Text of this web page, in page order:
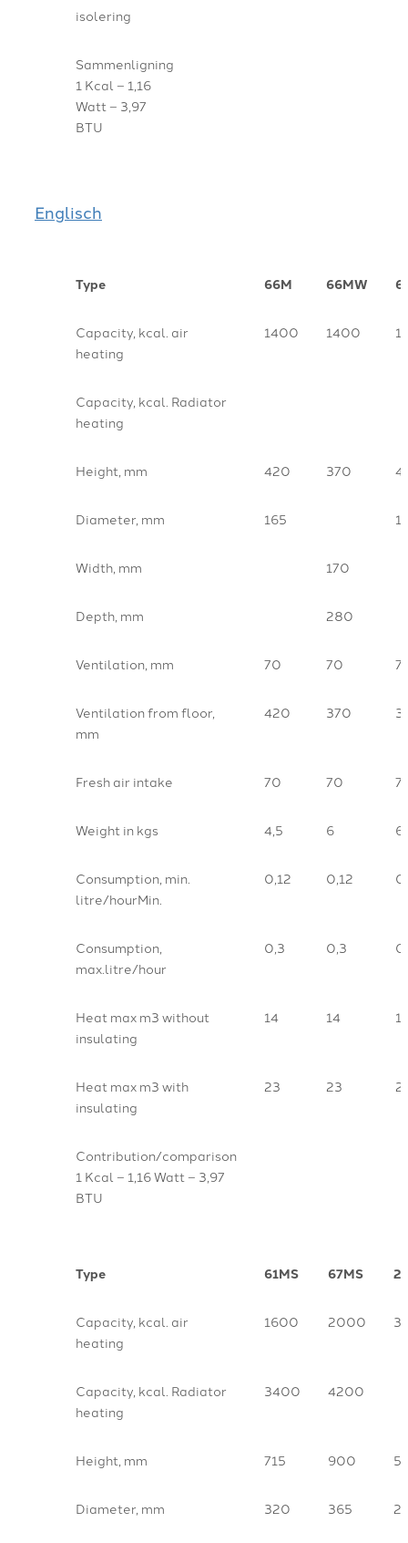
isolering
Sammenligning
1 Kcal – 1,16
Watt – 3,97
BTU
Englisch
Type 66M 66MW
Capacity, kcal. air
heating
1400 1400
Capacity, kcal. Radiator
heating
Height, mm 420 370
Diameter, mm 165
Width, mm 170
Depth, mm 280
Ventilation, mm 70 70
Ventilation from floor,
mm
420 370
Fresh air intake 70 70
Weight in kgs 4,5 6 6
Consumption, min.
litre/hourMin.
0,12 0,12
Consumption,
max.litre/hour
0,3 0,3
Heat max m3 without
insulating
14 14
Heat max m3 with
insulating
23 23
Contribution/comparison
1 Kcal – 1,16 Watt – 3,97
BTU
Type 61MS 67MS
Capacity, kcal. air
heating
1600 2000
Capacity, kcal. Radiator
heating
3400 4200
Height, mm 715 900
Diameter, mm 320 365